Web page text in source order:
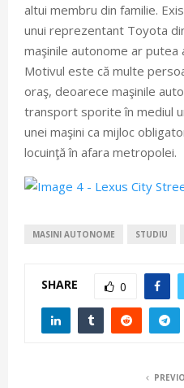
altui membru din familie.
unui reprezentant Toyota
maşinile autonome ar putea
Motivul este că multe
oraş, deoarece maşinile
transport sporite în mediul
unei maşini ca mijloc
locuinţă în afara metropolei.
MASINI AUTONOME STUDIU
SHARE 0